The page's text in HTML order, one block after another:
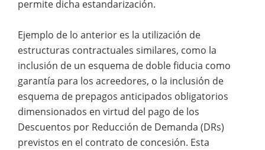
permite dicha estandarización.
Ejemplo de lo anterior es la utilización de
estructuras contractuales similares, como la
inclusión de un esquema de doble fiducia como
garantía para los acreedores, o la inclusión de
esquema de prepagos anticipados obligatorios
dimensionados en virtud del pago de los
Descuentos por Reducción de Demanda (DRs)
previstos en el contrato de concesión. Esta